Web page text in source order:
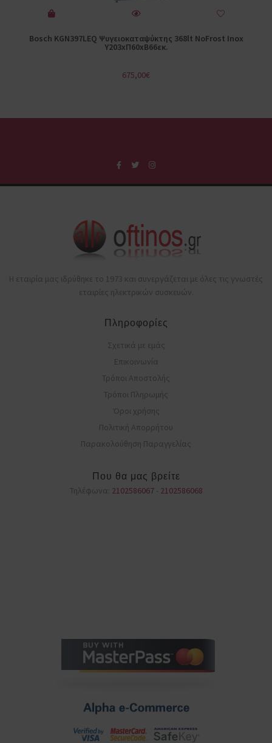
Bosch KGN397LEQ Ψυγειοκαταψύκτης 368lt NoFrost Inox
Υ203xΠ60xΒ66εκ.
675,00€
Η εταιρία μας ιδρύθηκε το 1973 και συνεργάζεται με όλες τις γνωστές
εταιρίες ηλεκτρικών συσκευών.
Πληροφορίες
Σχετικά με εμάς
Επικοινωνία
Τρόποι Αποστολής
Τρόποι Πληρωμής
Όροι χρήσης
Πολιτική Απορρήτου
Παρακολούθηση Παραγγελίας
Που θα μας βρείτε
Τηλέφωνα: 2102586067- 2102586068